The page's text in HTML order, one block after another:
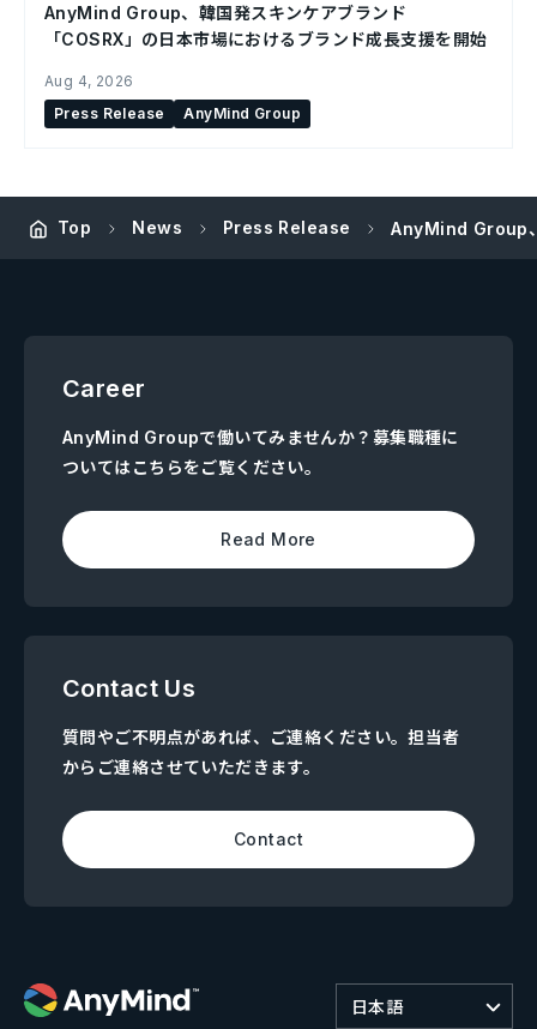
AnyMind Group、韓国発スキンケアブランド
「COSRX」の日本市場におけるブランド成長支援を開始
Aug 4, 2026
Press Release
AnyMind Group
Top News Press Release AnyMind Group
Career
AnyMind Groupで働いてみませんか？募集職種に
ついてはこちらをご覧ください。
Read More
Contact Us
質問やご不明点があれば、ご連絡ください。担当者
からご連絡させていただきます。
Contact
日本語